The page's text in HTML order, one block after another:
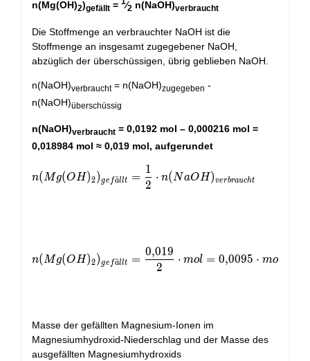
n(Mg(OH)2)gefällt = ⁄2 n(NaOH)verbraucht
Die Stoffmenge an verbrauchter NaOH ist die
Stoffmenge an insgesamt zugegebener NaOH,
abzüglich der überschüssigen, übrig geblieben NaOH.
n(NaOH)verbraucht= n(NaOH)zugegeben -
n(NaOH)überschüssig
n(NaOH)verbraucht = 0,0192 mol – 0,000216 mol =
0,018984 mol ≈ 0,019 mol, aufgerundet
n(Mg(OH)_{2})_{gefällt} = \frac{1}{2}\cdot
n(Mg(OH )2 )ge fa
¨llt =
2
1
⋅ n(NaOH )verbraucht
n(Mg(OH)_{2})_{gefällt} = \frac{0,019}{2}\cdot
n(Mg(OH )2 )ge fa
¨llt =
2
0,019
⋅ mol = 0,0095 ⋅ mol
Masse der gefällten Magnesium-Ionen im
Magnesiumhydroxid-Niederschlag und der Masse des
ausgefällten Magnesiumhydroxids